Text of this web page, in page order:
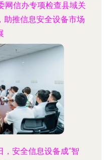
网信办专项检查县域关
助推信息安全设备市场
安全信息设备成“智